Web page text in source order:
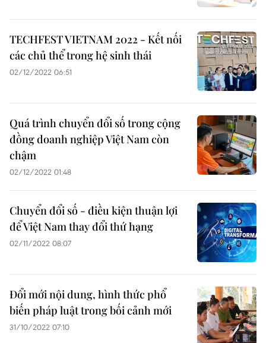
TECHFEST VIETNAM 2022 - Kết nối
các chủ thể trong hệ sinh thái
02/12/2022 06:51
Quá trình chuyển đổi số trong cộng
đồng doanh nghiệp Việt Nam còn
chậm
02/12/2022 01:48
Chuyển đổi số - điều kiện thuận lợi
để Việt Nam thay đổi thứ hạng
02/11/2022 08:07
Đổi mới nội dung, hình thức phổ
biến pháp luật trong bối cảnh mới
31/10/2022 07:10